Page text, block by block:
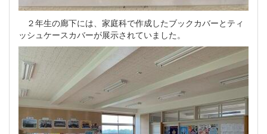
２年生の廊下には、家庭科で作成したブックカバーとティ
ッシュケースカバーが展示されていました。